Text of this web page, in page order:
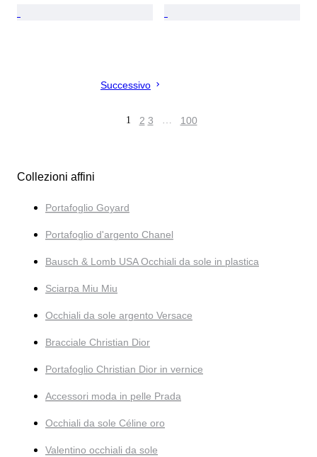
Successivo
1 2 3 … 100
Collezioni affini
Portafoglio Goyard
Portafoglio d'argento Chanel
Bausch & Lomb USA Occhiali da sole in plastica
Sciarpa Miu Miu
Occhiali da sole argento Versace
Bracciale Christian Dior
Portafoglio Christian Dior in vernice
Accessori moda in pelle Prada
Occhiali da sole Céline oro
Valentino occhiali da sole